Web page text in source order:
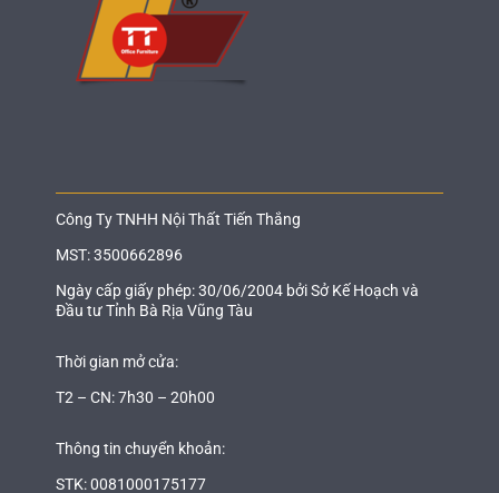
Công Ty TNHH Nội Thất Tiến Thắng
MST: 3500662896
Ngày cấp giấy phép: 30/06/2004 bởi Sở Kế Hoạch và
Đầu tư Tỉnh Bà Rịa Vũng Tàu
Thời gian mở cửa:
T2 – CN: 7h30 – 20h00
Thông tin chuyển khoản:
STK: 0081000175177